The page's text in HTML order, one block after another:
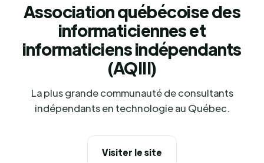
Association québécoise des
informaticiennes et
informaticiens indépendants
(AQIII)
La plus grande communauté de consultants
indépendants en technologie au Québec.
Visiter le site